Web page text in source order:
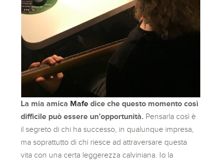
La mia amica Mafe dice che questo momento così
difficile può essere un’opportunità. Pensarla così è
il segreto di chi ha successo, in qualunque impresa,
ma soprattutto di chi riesce ad attraversare questa
vita con una certa leggerezza calviniana. Io la